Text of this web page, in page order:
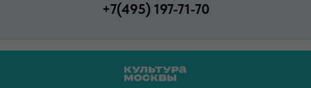
+7(495) 197-71-70